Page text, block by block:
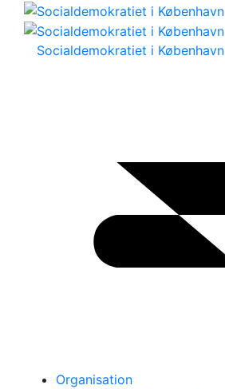
Socialdemokratiet i København
Organisation